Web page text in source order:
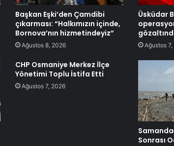
Başkan Eşki’den Çamdibi
çıkarması: “Halkımızın içinde,
Bornova’nın hizmetindeyiz”
Ağustos 8, 2026
Üsküdar
Ağustos
CHP Osmaniye Merkez İlçe
Yönetimi Toplu İstifa Etti
Ağustos 7, 2026
Sonrası